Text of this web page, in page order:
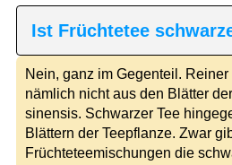
Ist Früchtetee
Nein, ganz im Gegenteil.
nämlich nicht aus den Blätter
sinensis. Schwarzer Tee
Blättern der Teepflanze. Zwar
Früchteteemischungen die